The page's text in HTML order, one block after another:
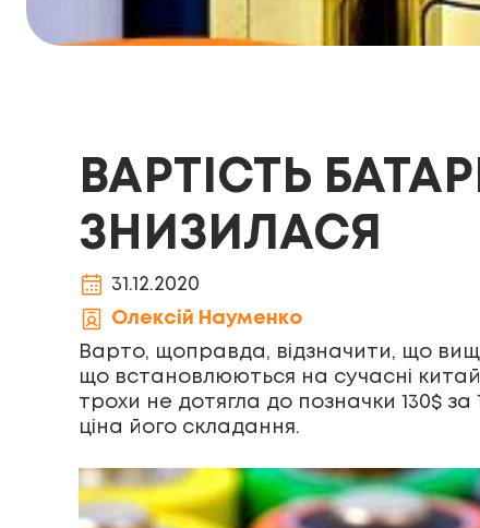
ВАРТІСТЬ
ЗНИЗИЛАСЯ
31.12.2020
Олексій Науменко
Варто, щоправда, відзначити, що
що встановлюються на сучасні
трохи не дотягла до позначки 130$
ціна його складання.